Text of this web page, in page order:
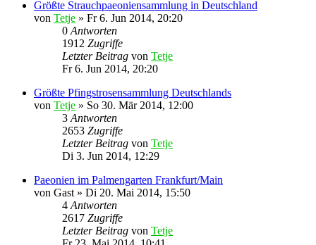
Größte Strauchpaeoniensammlung in Deutschland
von Tetje » Fr 6. Jun 2014, 20:20
0 Antworten
1912 Zugriffe
Letzter Beitrag von Tetje
Fr 6. Jun 2014, 20:20
Größte Pfingstrosensammlung Deutschlands
von Tetje » So 30. Mär 2014, 12:00
3 Antworten
2653 Zugriffe
Letzter Beitrag von Tetje
Di 3. Jun 2014, 12:29
Paeonien im Palmengarten Frankfurt/Main
von Gast » Di 20. Mai 2014, 15:50
4 Antworten
2617 Zugriffe
Letzter Beitrag von Tetje